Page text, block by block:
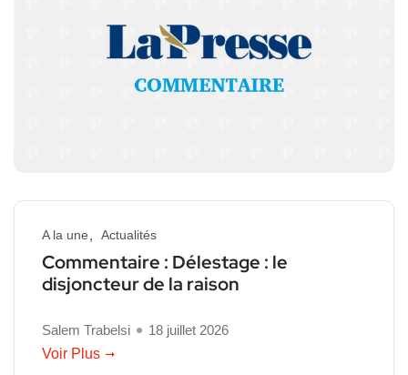
A la une Actualités
Commentaire : Délestage : le
disjoncteur de la raison
Salem Trabelsi
18 juillet 2026
Voir Plus